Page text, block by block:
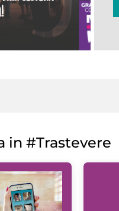
in #Trastevere